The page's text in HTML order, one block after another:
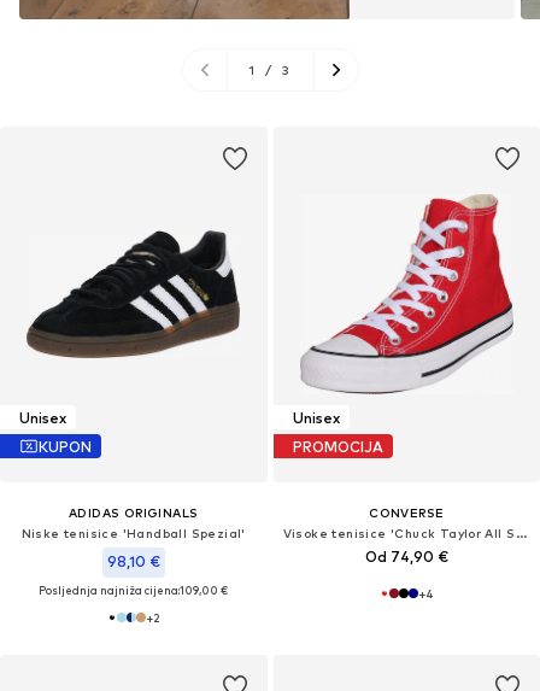
1 / 3
Unisex
KUPON
ADIDAS ORIGINALS
Niske tenisice 'Handball Spezial'
98,10 €
Posljednja najniža cijena:109,00 €
+2
Unisex
PROMOCIJA
CONVERSE
Visoke tenisice 'Chuck Taylor All Star'
Od 74,90 €
+4